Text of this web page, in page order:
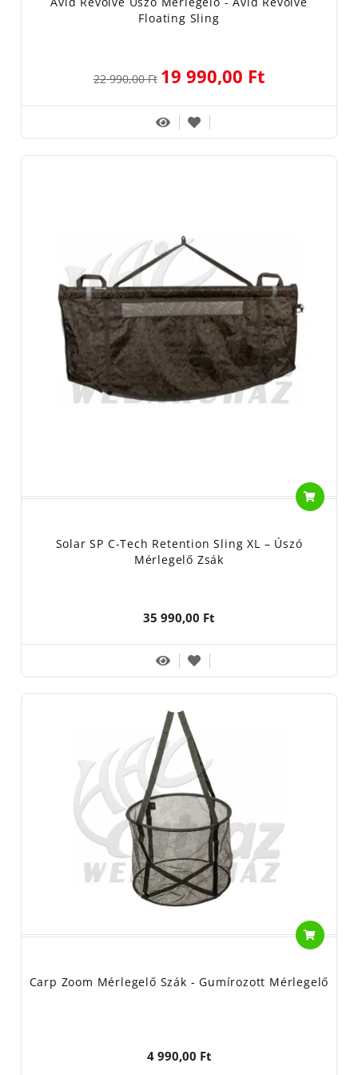
Floating Sling
22 990,00 Ft 19 990,00 Ft
Solar SP C-Tech Retention Sling XL – Úszó
Mérlegelő Zsák
35 990,00 Ft
Carp Zoom Mérlegelő Szák - Gumírozott Mérlegelő
4 990,00 Ft